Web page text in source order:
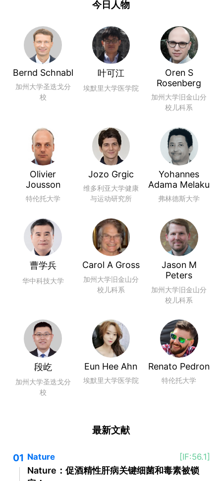
今日人物
Bernd Schnabl
加州大学圣迭戈分
校
叶可江
埃默里大学医学院
Oren S
Rosenberg
加州大学旧金山分
校儿科系
Olivier
Jousson
特伦托大学
Jozo Grgic
维多利亚大学健康
与运动研究所
Yohannes
Adama Melaku
弗林德斯大学
曹学兵
华中科技大学
Carol A Gross
加州大学旧金山分
校儿科系
Jason M
Peters
加州大学旧金山分
校儿科系
段屹
加州大学圣迭戈分
校
Eun Hee Ahn
埃默里大学医学院
Renato Pedron
特伦托大学
最新文献
01 Nature [IF:56.1]
Nature：促酒精性肝病关键细菌和毒素被锁